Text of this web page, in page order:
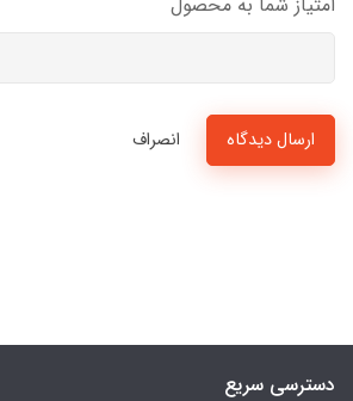
ارسال دیدگاه انصراف
دسترسی سریع